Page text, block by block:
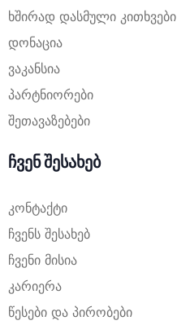
ხშირად დასმული კითხვები
დონაცია
ვაკანსია
პარტნიორები
შეთავაზებები
ჩვენ შესახებ
კონტაქტი
ჩვენს შესახებ
ჩვენი მისია
კარიერა
წესები და პირობები